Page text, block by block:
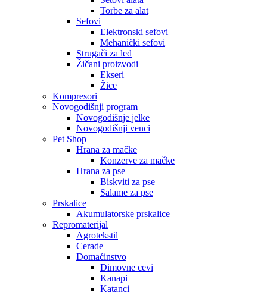
Torbe za alat
Sefovi
Elektronski sefovi
Mehanički sefovi
Strugači za led
Žičani proizvodi
Ekseri
Žice
Kompresori
Novogodišnji program
Novogodišnje jelke
Novogodišnji venci
Pet Shop
Hrana za mačke
Konzerve za mačke
Hrana za pse
Biskviti za pse
Salame za pse
Prskalice
Akumulatorske prskalice
Repromaterijal
Agrotekstil
Cerade
Domaćinstvo
Dimovne cevi
Kanapi
Katanci